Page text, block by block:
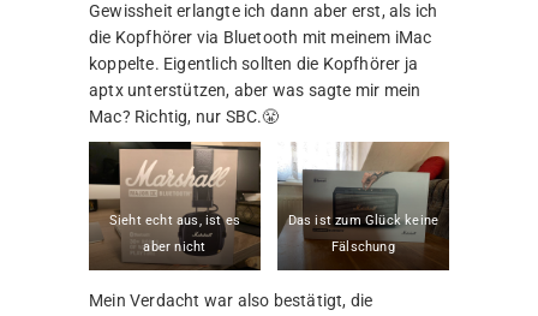
Gewissheit erlangte ich dann aber erst, als ich
die Kopfhörer via Bluetooth mit meinem iMac
koppelte. Eigentlich sollten die Kopfhörer ja
aptx unterstützen, aber was sagte mir mein
Mac? Richtig, nur SBC.😤
Sieht echt aus, ist es
aber nicht
Das ist zum Glück keine
Fälschung
Mein Verdacht war also bestätigt, die